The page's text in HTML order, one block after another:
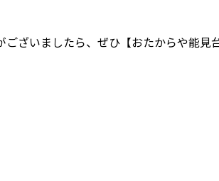
ざいましたら、ぜひ【おたからや能見